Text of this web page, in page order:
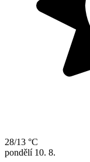
28/13 °C
pondělí 10. 8.